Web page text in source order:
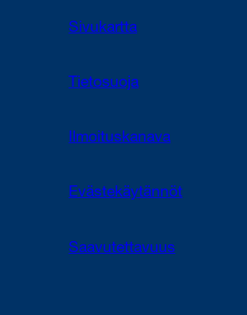
Sivukartta
Tietosuoja
Ilmoituskanava
Evästekäytännöt
Saavutettavuus